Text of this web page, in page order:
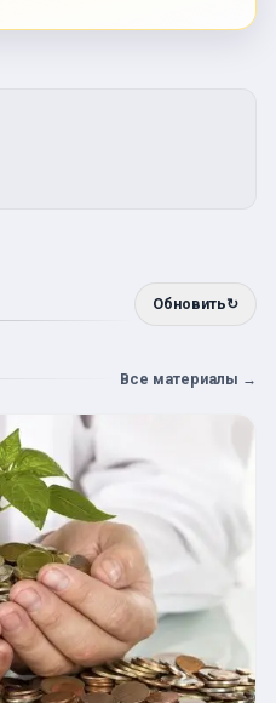
Обновить↻
Все материалы →